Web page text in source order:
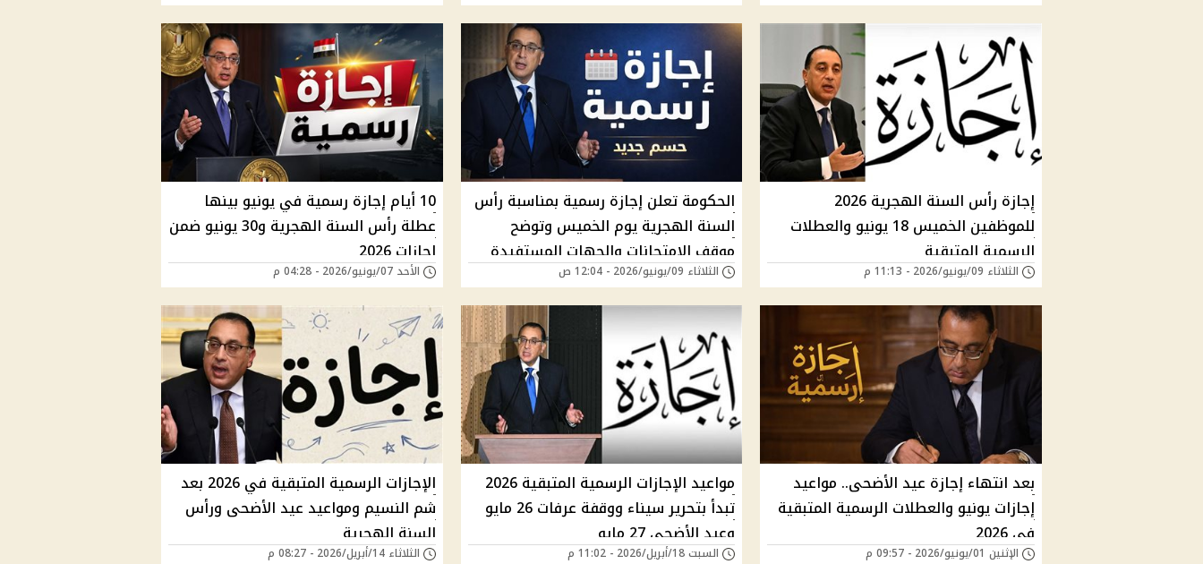
إجازة رأس السنة الهجرية 2026
للموظفين الخميس 18 يونيو والعطلات
الرسمية المتبقية
الثلاثاء 09/يونيو/2026 - 11:13 م
الحكومة تعلن إجازة رسمية بمناسبة رأس
السنة الهجرية يوم الخميس وتوضح
موقف الامتحانات والجهات المستفيدة
الثلاثاء 09/يونيو/2026 - 12:04 ص
10 أيام إجازة رسمية في يونيو بينها
عطلة رأس السنة الهجرية و30 يونيو ضمن
إجازات 2026
الأحد 07/يونيو/2026 - 04:28 م
بعد انتهاء إجازة عيد الأضحى.. مواعيد
إجازات يونيو والعطلات الرسمية المتبقية
في 2026
الإثنين 01/يونيو/2026 - 09:57 م
مواعيد الإجازات الرسمية المتبقية 2026
تبدأ بتحرير سيناء ووقفة عرفات 26 مايو
وعيد الأضحى 27 مايو
السبت 18/أبريل/2026 - 11:02 م
الإجازات الرسمية المتبقية في 2026 بعد
شم النسيم ومواعيد عيد الأضحى ورأس
السنة الهجرية
الثلاثاء 14/أبريل/2026 - 08:27 م